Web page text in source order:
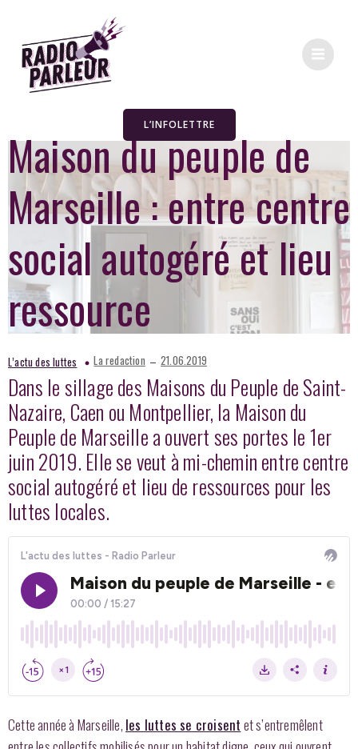
L’INFOLETTRE
Maison du peuple de
Marseille : entre centre
social autogéré et lieu
ressource
L’actu des luttes La redaction – 21.06.2019
Dans le sillage des Maisons du Peuple de Saint-
Nazaire, Caen ou Montpellier, la Maison du
Peuple de Marseille a ouvert ses portes le 1er
juin 2019. Elle se veut à mi-chemin entre centre
social autogéré et lieu de ressources pour les
luttes locales.
Cette année à Marseille, les luttes se croisent et s’entremêlent